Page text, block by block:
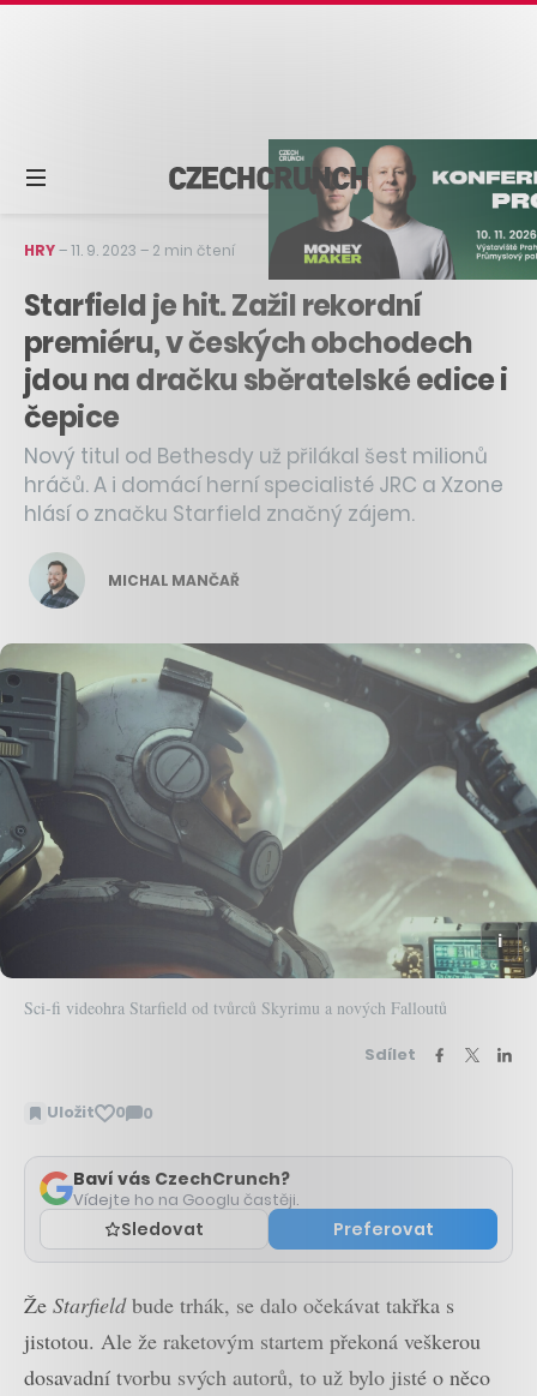
HRY–11. 9. 2023 – 2 min čtení
Starfield je hit. Zažil rekordní
premiéru, v českých obchodech
jdou na dračku sběratelské edice i
čepice
Nový titul od Bethesdy už přilákal šest milionů
hráčů. A i domácí herní specialisté JRC a Xzone
hlásí o značku Starfield značný zájem.
MICHAL MANČAŘ
Sci-fi videohra Starfield od tvůrců Skyrimu a nových Falloutů
Sdílet
Uložit 0 0
Zobrazit
Baví vás CzechCrunch?
Vídejte ho na Googlu častěji.
Sledovat Preferovat
Že Starfieldbude trhák, se dalo očekávat takřka s
jistotou. Ale že raketovým startem překoná veškerou
dosavadní tvorbu svých autorů, to už bylo jisté o něco